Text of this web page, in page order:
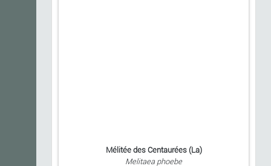
Mélitée des Centaurées (La)
Melitaea phoebe